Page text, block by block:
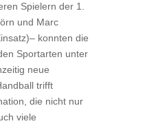
Spielern der 1.
und Marc
konnten die
Sportarten unter
neue
trifft
die nicht nur
viele